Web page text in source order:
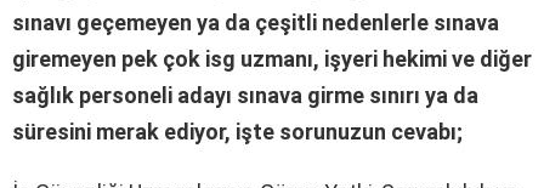
sınavı geçemeyen ya da çeşitli nedenlerle sınava
giremeyen pek çok isg uzmanı, işyeri hekimi ve diğer
sağlık personeli adayı sınava girme sınırı ya da
süresini merak ediyor, işte sorunuzun cevabı;